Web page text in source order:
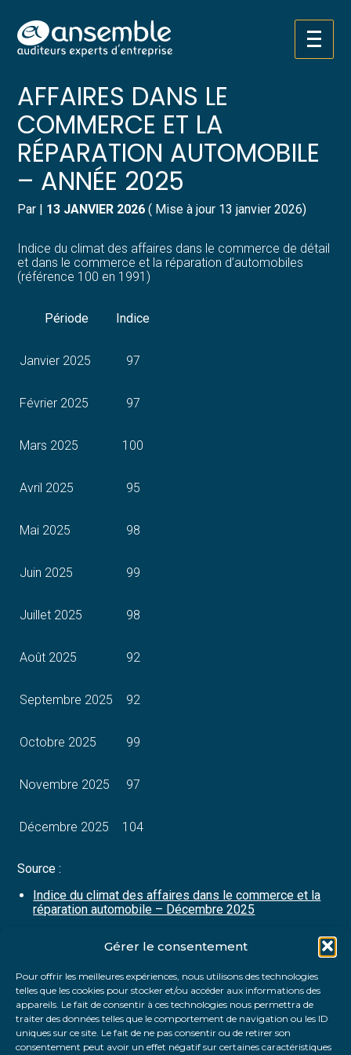
Gérer le consentement
Pour offrir les meilleures expériences, nous utilisons des technologies
telles que les cookies pour stocker et/ou accéder aux informations des
appareils. Le fait de consentir à ces technologies nous permettra de
traiter des données telles que le comportement de navigation ou les ID
uniques sur ce site. Le fait de ne pas consentir ou de retirer son
consentement peut avoir un effet négatif sur certaines caractéristiques
Aller
au
Créer et reprendre une activité
Gérer votre quotidien
Piloter votre entreprise
Développer votre entreprise
Construire votre patrimoine
Structurer votre croissance
Être prêt pour la facturation
Pilotez votre gestion
Suivre votre comptabilité
Gérer vos ressources humaines
Dématérialiser vos documents
INDICE DU CLIMAT DES
AFFAIRES DANS LE
COMMERCE ET LA
RÉPARATION AUTOMOBILE
– ANNÉE 2025
Par | 13 JANVIER 2026 ( Mise à jour 13 janvier 2026)
Indice du climat des affaires dans le commerce de détail
et dans le commerce et la réparation d’automobiles
(référence 100 en 1991)
Période Indice
Janvier 2025 97
Février 2025 97
Mars 2025 100
Avril 2025 95
Mai 2025 98
Juin 2025 99
Juillet 2025 98
Août 2025 92
Septembre 2025 92
Octobre 2025 99
Novembre 2025 97
Décembre 2025 104
Source :
Indice du climat des affaires dans le commerce et la
réparation automobile – Décembre 2025
FaceBook
TwitterLinkedIn